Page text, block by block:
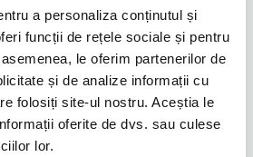
a personaliza conținutul și
funcții de rețele sociale și pentru
le oferim partenerilor de
și de analize informații cu
folosiți site-ul nostru. Aceștia le
oferite de dvs. sau culese
lor.
lei.
lei.
umidificator și mască
iVolve
From: 3946lei